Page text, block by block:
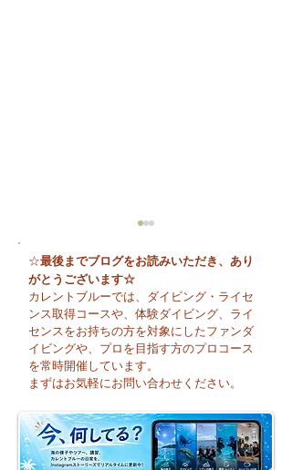
😊 海へ戻る第一歩！リ
フレッシュコース開催♪
☆最後までブログをお読みいただき、あり
がとうございます☆
カレントブルーでは、ダイビング・ライセ
ンス取得コースや、体験ダイビング、ライ
センスをお持ちの方を対象にしたファンダ
イビングや、プロを目指す方のプロコース
を常時開催しています。
まずはお気軽にお問い合わせください。